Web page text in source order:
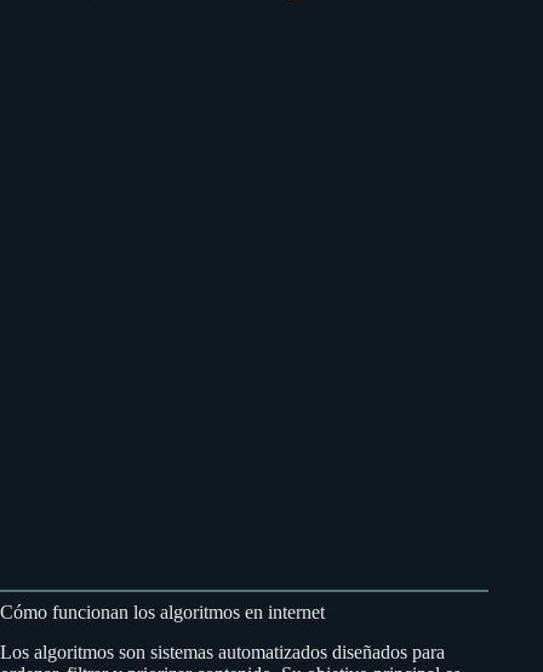
Cómo funcionan los algoritmos en internet
Los algoritmos son sistemas automatizados diseñados para